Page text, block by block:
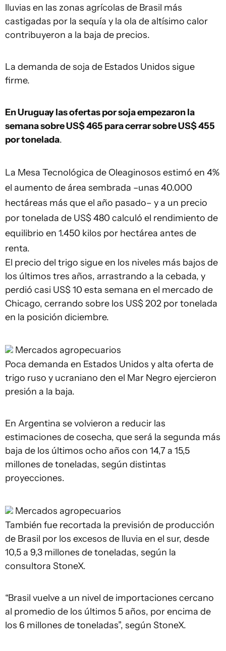
lluvias en las zonas agrícolas de Brasil más
castigadas por la sequía y la ola de altísimo calor
contribuyeron a la baja de precios.
La demanda de soja de Estados Unidos sigue
firme.
En Uruguay las ofertas por soja empezaron la
semana sobre US$ 465 para cerrar sobre US$ 455
por tonelada.
La Mesa Tecnológica de Oleaginosos estimó en 4%
el aumento de área sembrada –unas 40.000
hectáreas más que el año pasado– y a un precio
por tonelada de US$ 480 calculó el rendimiento de
equilibrio en 1.450 kilos por hectárea antes de
renta.
El precio del trigo sigue en los niveles más bajos de
los últimos tres años, arrastrando a la cebada, y
perdió casi US$ 10 esta semana en el mercado de
Chicago, cerrando sobre los US$ 202 por tonelada
en la posición diciembre.
Mercados agropecuarios
Poca demanda en Estados Unidos y alta oferta de
trigo ruso y ucraniano den el Mar Negro ejercieron
presión a la baja.
En Argentina se volvieron a reducir las
estimaciones de cosecha, que será la segunda más
baja de los últimos ocho años con 14,7 a 15,5
millones de toneladas, según distintas
proyecciones.
Mercados agropecuarios
También fue recortada la previsión de producción
de Brasil por los excesos de lluvia en el sur, desde
10,5 a 9,3 millones de toneladas, según la
consultora StoneX.
“Brasil vuelve a un nivel de importaciones cercano
al promedio de los últimos 5 años, por encima de
los 6 millones de toneladas”, según StoneX.